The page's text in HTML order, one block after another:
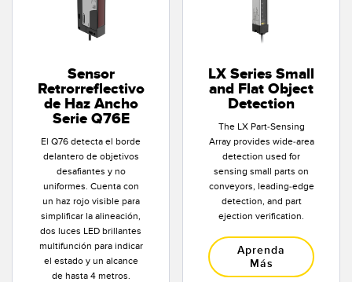
Banner Measurement Sensor Software
Software de Configuración para Sensor GUI
TECNOLOGÍA
Sensors with IO-Link
Sensor
Retrorreflectivo
de Haz Ancho
Serie Q76E
El Q76 detecta el borde
delantero de objetivos
desafiantes y no
uniformes. Cuenta con
un haz rojo visible para
simplificar la alineación,
dos luces LED brillantes
multifunción para indicar
el estado y un alcance
de hasta 4 metros.
LX Series Small
and Flat Object
Detection
The LX Part-Sensing
Array provides wide-area
detection used for
sensing small parts on
conveyors, leading-edge
detection, and part
ejection verification.
Aprenda
Más